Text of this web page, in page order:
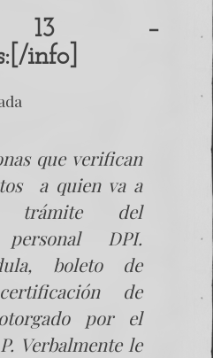
13 –
info]
que verifican
a quien va a
del
personal DPI.
boleto de
de
por el
Verbalmente le